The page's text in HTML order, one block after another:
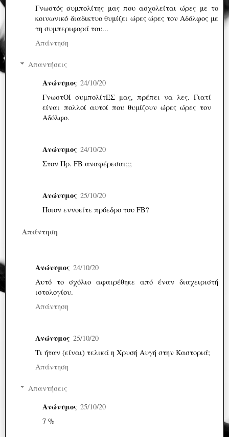
Γνωστός συμπολίτης μας που ασχολείται ώρες με το
κοινωνικό διαδικτυο θυμίζει ώρες ώρες τον Αδόλφος με
τη συμπεριφορά του...
Απάντηση
Απαντήσεις
Ανώνυμος 24/10/20
ΓνωστΟΙ συμπολίτΕΣ μας, πρέπει να λες. Γιατί
είναι πολλοί αυτοί που θυμίζουν ώρες ώρες τον
Αδόλφο.
Ανώνυμος 24/10/20
Στον Πρ. FB αναφέρεσαι;;;
Ανώνυμος 25/10/20
Ποιον εννοείτε πρόεδρο του FB?
Απάντηση
Ανώνυμος 24/10/20
Αυτό το σχόλιο αφαιρέθηκε από έναν διαχειριστή
ιστολογίου.
Απάντηση
Ανώνυμος 25/10/20
Τι ήταν (είναι) τελικά η Χρυσή Αυγή στην Καστοριά;
Απάντηση
Απαντήσεις
Ανώνυμος 25/10/20
7 %